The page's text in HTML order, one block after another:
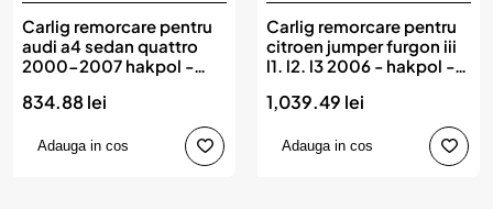
Carlig remorcare pentru
audi a4 sedan quattro
2000-2007 hakpol -
compatibil ean 78110
834.88 lei
Adauga in cos
Carlig remorcare pentru
citroen jumper furgon iii
l1. l2. l3 2006 - hakpol -
compatibil ean 78110
1,039.49 lei
Adauga in cos